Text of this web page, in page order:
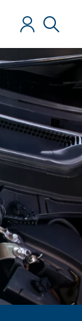
LoginRicerca